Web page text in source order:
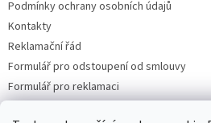
Podmínky ochrany osobních údajů
Kontakty
Reklamační řád
Formulář pro odstoupení od smlouvy
Formulář pro reklamaci